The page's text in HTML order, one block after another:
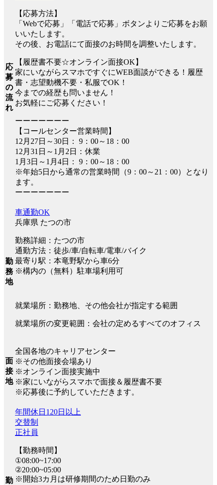
応
募
の
流
れ
【応募方法】
「Webで応募」「電話で応募」ボタンよりご応募をお願
いいたします。
その後、お電話にて面接のお時間を調整いたします。
【履歴書不要☆オンライン面接OK】
家にいながらスマホですぐにWEB面談ができる！履歴
書・志望動機不要・私服でOK！
今までの経歴も問いません！
お気軽にご応募ください！
ーーーーーーー
【コールセンター営業時間】
12月27日～30日： 9：00～18：00
12月31日～1月2日：休業
1月3日～1月4日： 9：00～18：00
※年始5日から通常の営業時間（9：00～21：00）となり
ます。
ーーーーーーー
勤
務
地
車通勤OK
兵庫県 たつの市
勤務詳細：たつの市
通勤方法：徒歩/車/自転車/電車/バイク
最寄り駅：本竜野駅から車6分
※構内の（無料）駐車場利用可
就業場所：勤務地、その他会社が指定する範囲
就業場所の変更範囲：会社の定めるすべてのオフィス
面
接
地
全国各地のキャリアセンター
※その他面接会場あり
※オンライン面接実施中
※家にいながらスマホで面接＆履歴書不要
※応募後に予約していただきます。
勤
年間休日120日以上
交替制
正社員
【勤務時間】
①08:00~17:00
②20:00~05:00
※開始3カ月は研修期間のため日勤のみ